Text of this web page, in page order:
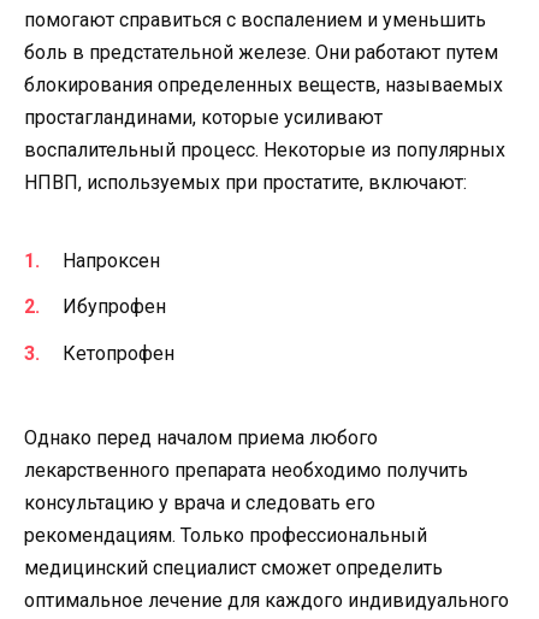
помогают справиться с воспалением и уменьшить
боль в предстательной железе. Они работают путем
блокирования определенных веществ, называемых
простагландинами, которые усиливают
воспалительный процесс. Некоторые из популярных
НПВП, используемых при простатите, включают:
Напроксен
Ибупрофен
Кетопрофен
Однако перед началом приема любого
лекарственного препарата необходимо получить
консультацию у врача и следовать его
рекомендациям. Только профессиональный
медицинский специалист сможет определить
оптимальное лечение для каждого индивидуального